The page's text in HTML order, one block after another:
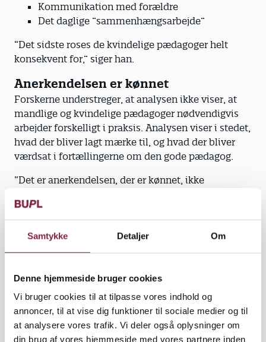
Samtykke Detaljer Om
Denne hjemmeside bruger cookies
Vi bruger cookies til at tilpasse vores indhold og
annoncer, til at vise dig funktioner til sociale medier og til
at analysere vores trafik. Vi deler også oplysninger om
din brug af vores hjemmeside med vores partnere inden
Kommunikation med forældre
Det daglige ”sammenhængsarbejde”
“Det sidste roses de kvindelige pædagoger helt
konsekvent for,” siger han.
Anerkendelsen er kønnet
Forskerne understreger, at analysen ikke viser, at
mandlige og kvindelige pædagoger nødvendigvis
arbejder forskelligt i praksis. Analysen viser i stedet,
hvad der bliver lagt mærke til, og hvad der bliver
værdsat i fortællingerne om den gode pædagog.
“Det er anerkendelsen, der er kønnet, ikke
noget om, om mænd arbejder sådan, eller kvinder
arbejder sådan, for det har vi ikke undersøgt,” siger
Christian Aabro.
Men Christian Aabro peger samtidig på, at anden
forskning tyder på, at praksis også kan være kønnet.
Her beskrives det, hvordan nogle mandlige
pædagoger søger mod 'ledige rum' i institutionen
for at skabe deres egen faglige rolle og